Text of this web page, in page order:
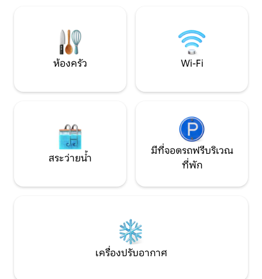
สะดวกในท้องถิ่นเพียงไม่กี่นาที
ห้องครัว Wi-Fi
สระว่ายน้ำ
มีที่จอดรถฟรีบริเวณ
ที่พัก
เครื่องปรับอากาศ